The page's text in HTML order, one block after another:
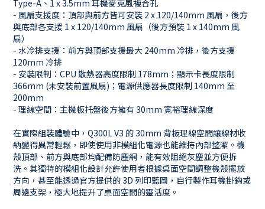
Type-A、1 x 3.5mm 耳機麥克風複合孔
- 風扇支援度：頂部與前方皆可安裝 2 x 120/140mm 風扇，後方
與底部各支援 1 x 120/140mm 風扇（後方預裝 1 x 140mm 風
扇）
- 水冷排支援：前方與頂部支援最大 240mm 冷排，後方支援
120mm 冷排
- 安裝限制：CPU 散熱器高度限制 178mm；顯示卡長度限制
366mm (未安裝前置風扇)；電源供應器長度限制 140mm 至
200mm
- 理線空間：主機板托盤後方擁有 30mm 寬裕理線深度
在實際組裝體驗中，Q300L V3 的 30mm 背板理線空間讓線材收
納變得異常輕鬆，即使使用非模組化電源也能維持內部整潔。機
殼頂部、前方與底部均配備防塵網，能有效阻絕灰塵並方便拆
洗。其獨特的模組化設計允許使用者根據桌面空間調整機殼擺放
方向，甚至能透過官方提供的 3D 列印藍圖，自行製作耳機掛鈎或
周邊支架，極大地提升了桌面空間的靈活度。